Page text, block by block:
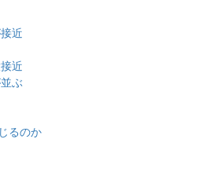
近
近
ぶ
るのか